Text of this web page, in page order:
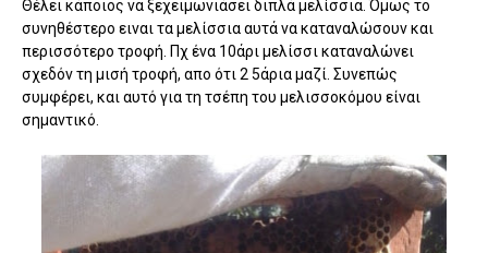
Θέλει κάποιος να ξεχειμωνιάσει διπλά μελίσσια. Όμως το
συνηθέστερο ειναι τα μελίσσια αυτά να καταναλώσουν και
περισσότερο τροφή. Πχ ένα 10άρι μελίσσι καταναλώνει
σχεδόν τη μισή τροφή, απο ότι 2 5άρια μαζί. Συνεπώς
συμφέρει, και αυτό για τη τσέπη του μελισσοκόμου είναι
σημαντικό.